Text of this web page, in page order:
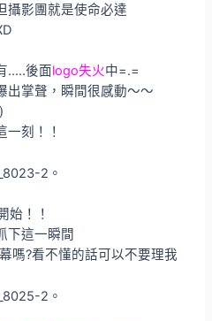
攝影團就是使命必達
…..後面logo失火中=.=
出掌聲，瞬間很感動～～
刻！！
始！！
下這一瞬間
嗎?看不懂的話可以不要理我